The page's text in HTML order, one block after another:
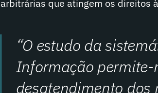
arbitrárias que atingem os direitos
“O estudo da
Informação permite-
desatendimento dos